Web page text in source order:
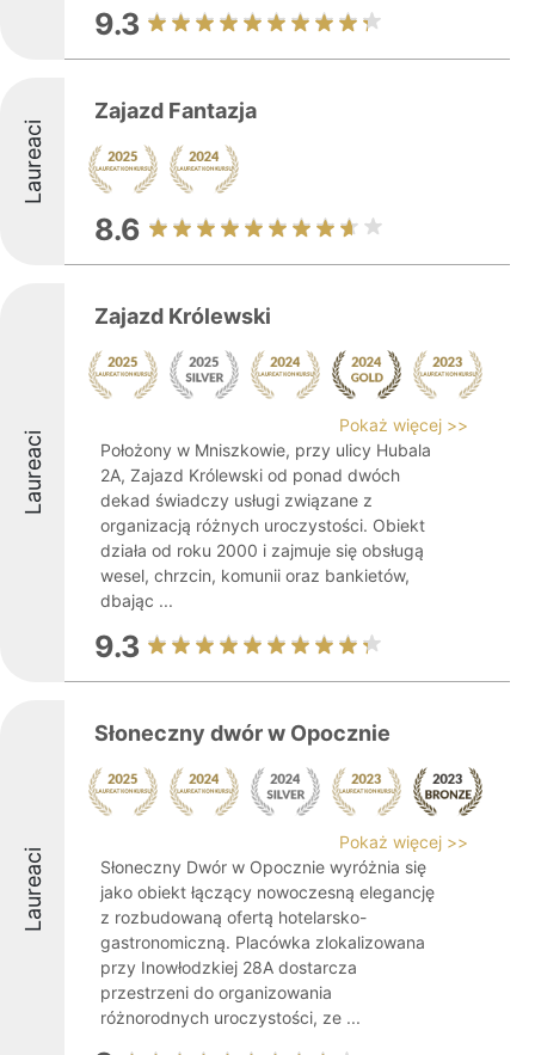
9.3
Laureaci
Zajazd Fantazja
8.6
Laureaci
Zajazd Królewski
Pokaż więcej >>
Położony w Mniszkowie, przy ulicy Hubala
2A, Zajazd Królewski od ponad dwóch
dekad świadczy usługi związane z
organizacją różnych uroczystości. Obiekt
działa od roku 2000 i zajmuje się obsługą
wesel, chrzcin, komunii oraz bankietów,
dbając ...
9.3
Laureaci
Słoneczny dwór w Opocznie
Pokaż więcej >>
Słoneczny Dwór w Opocznie wyróżnia się
jako obiekt łączący nowoczesną elegancję
z rozbudowaną ofertą hotelarsko-
gastronomiczną. Placówka zlokalizowana
przy Inowłodzkiej 28A dostarcza
przestrzeni do organizowania
różnorodnych uroczystości, ze ...